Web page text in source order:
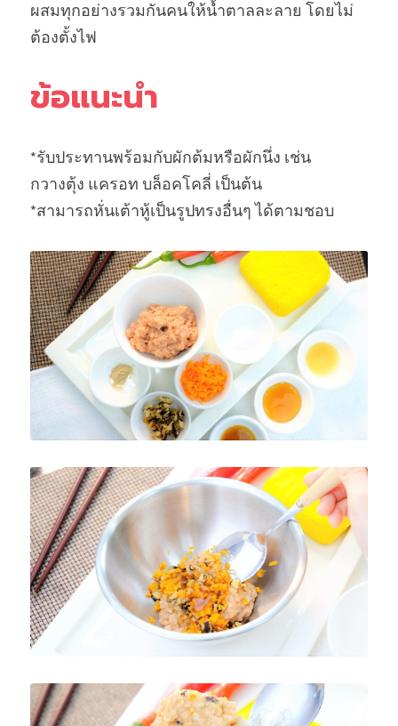
ผสมทุกอย่างรวมกันคนให้น้ำตาลละลาย โดยไม่
ต้องตั้งไฟ
ข้อแนะนำ
*รับประทานพร้อมกับผักต้มหรือผักนึ่ง เช่น
กวางตุ้ง แครอท บล็อคโคลี่ เป็นต้น
*สามารถหั่นเต้าหู้เป็นรูปทรงอื่นๆ ได้ตามชอบ